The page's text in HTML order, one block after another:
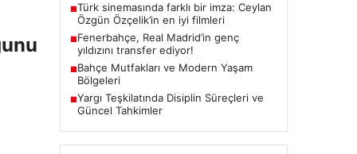
■Türk sinemasında farklı bir imza: Ceylan
Özgün Özçelik’in en iyi filmleri
■Fenerbahçe, Real Madrid’in genç
yıldızını transfer ediyor!
■Bahçe Mutfakları ve Modern Yaşam
Bölgeleri
■Yargı Teşkilatında Disiplin Süreçleri ve
Güncel Tahkimler